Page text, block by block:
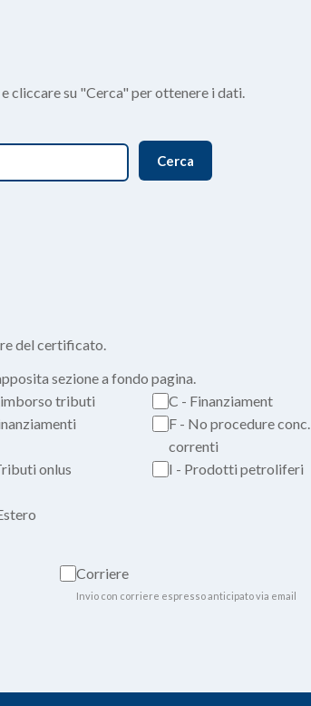
cliccare su "Cerca" per ottenere i dati.
Cerca
del certificato.
sezione a fondo pagina.
tributi
C - Finanziament
F - No procedure conc.
correnti
onlus I - Prodotti petroliferi
Corriere
Invio con corriere espresso anticipato via email